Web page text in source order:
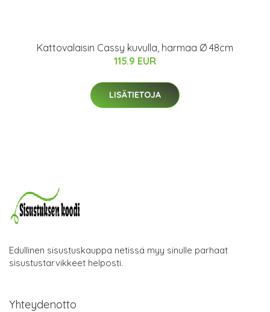
Kattovalaisin Cassy kuvulla, harmaa Ø 48cm
115.9 EUR
LISÄTIETOJA
Edullinen sisustuskauppa netissä myy sinulle parhaat
sisustustarvikkeet helposti.
Yhteydenotto